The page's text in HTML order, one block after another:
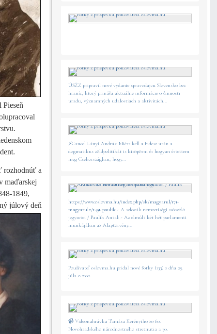
Pieseň
rozhodnúť a
maďarskej
1849,
júlový deň
ÚSŽZ pripravil nové vydanie spravodajcu Slovensko bez
hraníc, ktorý prináša aktuálne informácie o činnosti
úradu, významných udalostiach a aktivitách...
⚡️Cancel Lányi András: Miért kell a Fidesz után a
dogmatikus zöldpolitikát is kisöpörni és hogyan értettem
meg Csehországban, hogy...
https://www.oslovma.hu/index.php/sk/magyarul/171-
magyarul2/1491-paulik - A szlovák nemzetiségi szószóló
jegyzetei / Paulik Antal: - Az elmúlt két hét parlamenti
munkájában az Alaptörvény...
Používateľ oslovma.hu pridal nové fotky (133) z dňa 29.
júla o 2:00.
📹 Videonahrávka Tamása Kerényiho zo 60.
Novohradského národnostného stretnutia a 30.